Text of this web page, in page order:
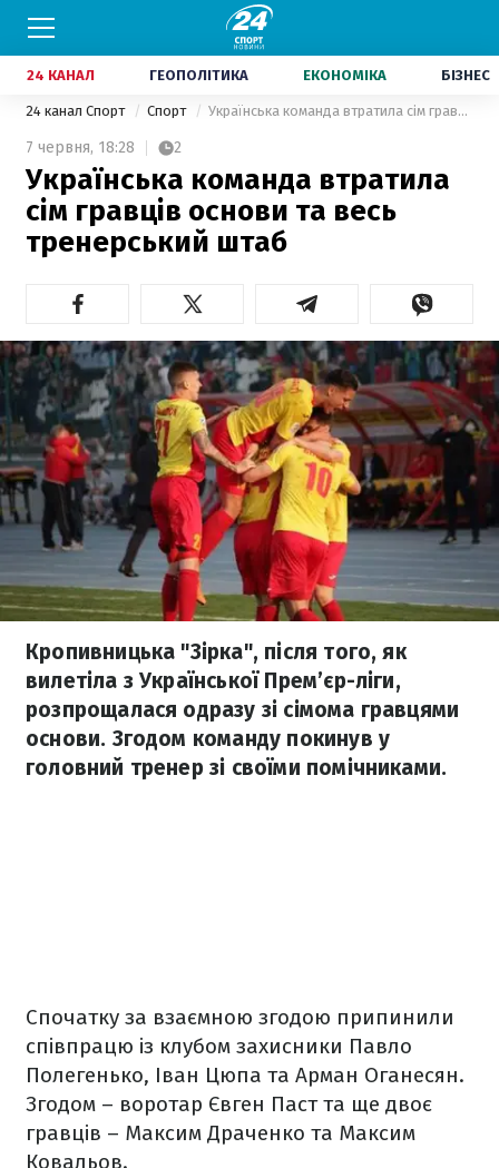
24 КАНАЛ ГЕОПОЛІТИКА ЕКОНОМІКА БІЗНЕС
24 канал Спорт Спорт Українська команда втратила сім гравців основи та весь тренерський штаб
7 червня, 18:28 2
Українська команда втратила
сім гравців основи та весь
тренерський штаб
Кропивницька "Зірка", після того, як
вилетіла з Української Прем’єр-ліги,
розпрощалася одразу зі сімома гравцями
основи. Згодом команду покинув у
головний тренер зі своїми помічниками.
Спочатку за взаємною згодою припинили
співпрацю із клубом захисники Павло
Полегенько, Іван Цюпа та Арман Оганесян.
Згодом – воротар Євген Паст та ще двоє
гравців – Максим Драченко та Максим
Ковальов.